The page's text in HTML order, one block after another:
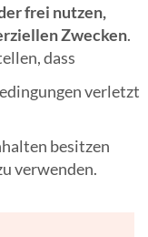
frei nutzen,
Zwecken.
dass
verletzt
besitzen
verwenden.